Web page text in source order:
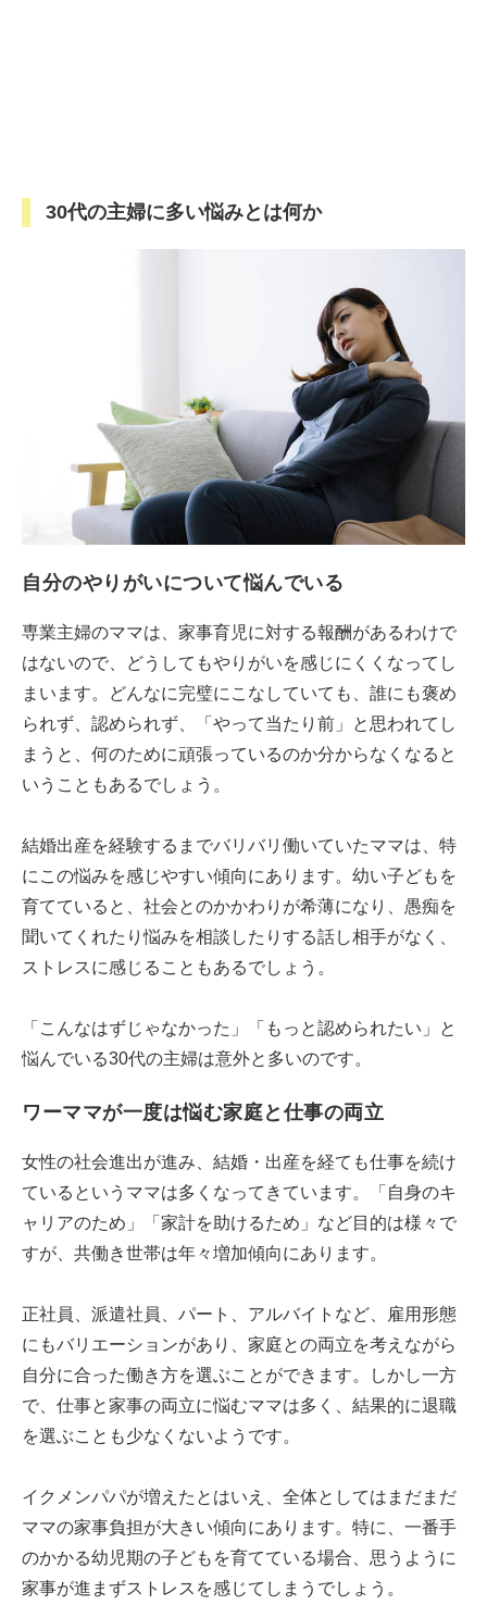
30代の主婦に多い悩みとは何か
自分のやりがいについて悩んでいる
専業主婦のママは、家事育児に対する報酬があるわけで
はないので、どうしてもやりがいを感じにくくなってし
まいます。どんなに完璧にこなしていても、誰にも褒め
られず、認められず、「やって当たり前」と思われてし
まうと、何のために頑張っているのか分からなくなると
いうこともあるでしょう。
結婚出産を経験するまでバリバリ働いていたママは、特
にこの悩みを感じやすい傾向にあります。幼い子どもを
育てていると、社会とのかかわりが希薄になり、愚痴を
聞いてくれたり悩みを相談したりする話し相手がなく、
ストレスに感じることもあるでしょう。
「こんなはずじゃなかった」「もっと認められたい」と
悩んでいる30代の主婦は意外と多いのです。
ワーママが一度は悩む家庭と仕事の両立
女性の社会進出が進み、結婚・出産を経ても仕事を続け
ているというママは多くなってきています。「自身のキ
ャリアのため」「家計を助けるため」など目的は様々で
すが、共働き世帯は年々増加傾向にあります。
正社員、派遣社員、パート、アルバイトなど、雇用形態
にもバリエーションがあり、家庭との両立を考えながら
自分に合った働き方を選ぶことができます。しかし一方
で、仕事と家事の両立に悩むママは多く、結果的に退職
を選ぶことも少なくないようです。
イクメンパパが増えたとはいえ、全体としてはまだまだ
ママの家事負担が大きい傾向にあります。特に、一番手
のかかる幼児期の子どもを育てている場合、思うように
家事が進まずストレスを感じてしまうでしょう。